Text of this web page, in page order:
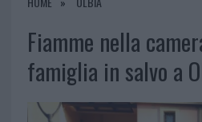
Fiamme nella
famiglia in salvo a